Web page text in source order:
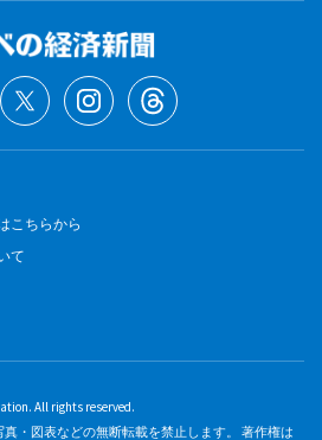
こちらから
て
All rights reserved.
・図表などの無断転載を禁止します。 著作権は